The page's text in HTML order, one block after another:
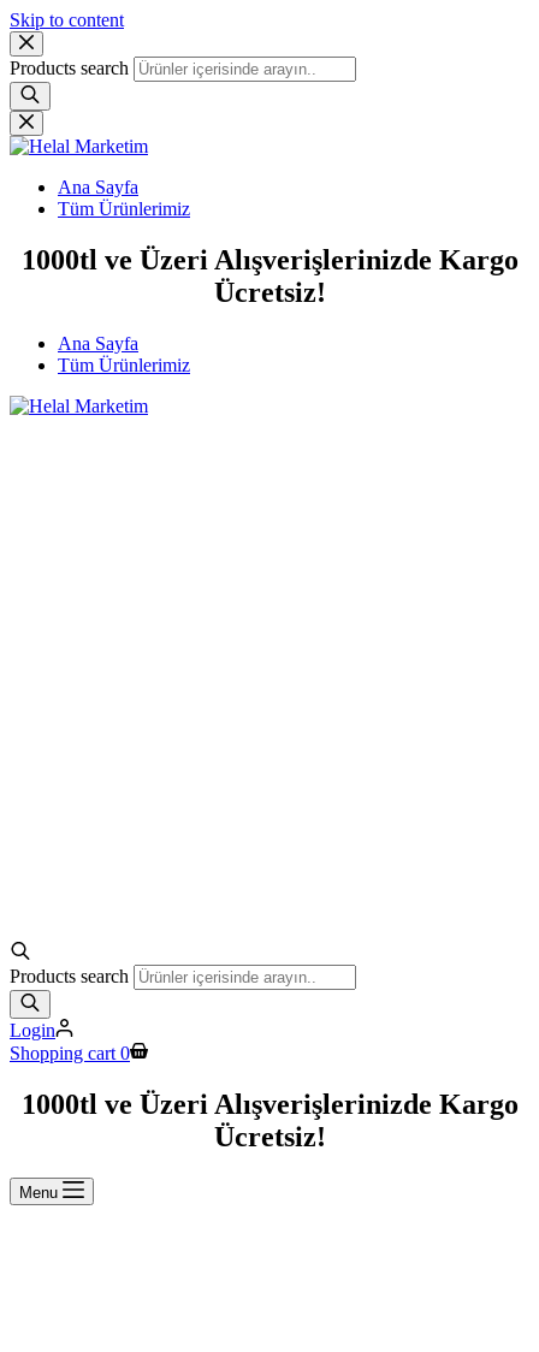
Skip to content
Products search
Ana Sayfa
Tüm Ürünlerimiz
1000tl ve Üzeri Alışverişlerinizde Kargo
Ücretsiz!
Ana Sayfa
Tüm Ürünlerimiz
Products search
Login
Shopping cart 0
1000tl ve Üzeri Alışverişlerinizde Kargo
Ücretsiz!
Menu